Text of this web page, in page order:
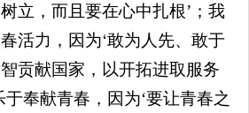
立，而且要在心中扎根’；我
活力，因为‘敢为人先、敢于
贡献国家，以开拓进取服务
奉献青春，因为‘要让青春之